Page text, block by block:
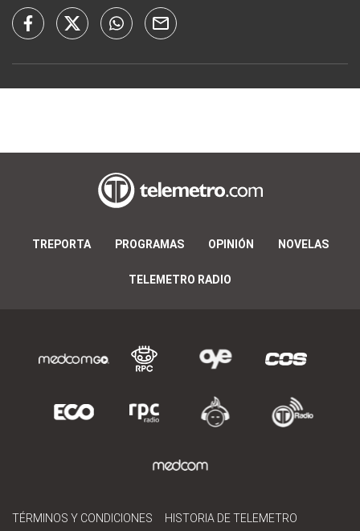
TREPORTA PROGRAMAS OPINIÓN NOVELAS
TELEMETRO RADIO
TÉRMINOS Y CONDICIONES HISTORIA DE TELEMETRO